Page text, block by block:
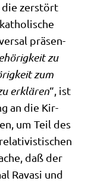
die zer­stört
prä­sen­
zu
zum
erklä­ren“, ist
an die Kir­
um Teil des
daß der
Rava­si und